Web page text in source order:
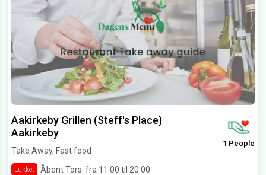
Aakirkeby Grillen (Steff's Place)
Aakirkeby
Take Away, Fast food
Lukket Åbent Tors. fra 11:00 til 20:00
1 People